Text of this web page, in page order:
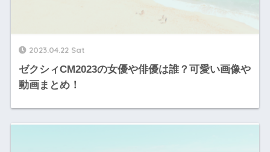
2023.04.22 Sat
ゼクシィCM2023の女優や俳優は誰？可愛い画像や
動画まとめ！